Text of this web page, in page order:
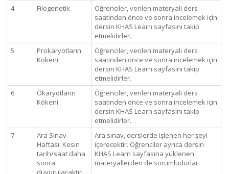
4
Filogenetik
Öğrenciler, verilen materyali ders
saatinden önce ve sonra incelemek için
dersin KHAS Learn sayfasını takip
etmelidirler.
5
Prokaryotların
Kökeni
Öğrenciler, verilen materyali ders
saatinden önce ve sonra incelemek için
dersin KHAS Learn sayfasını takip
etmelidirler.
6
Ökaryotların
Kökeni
Öğrenciler, verilen materyali ders
saatinden önce ve sonra incelemek için
dersin KHAS Learn sayfasını takip
etmelidirler.
7
Ara Sınav
Haftası: Kesin
tarih/saat daha
sonra
duyurulacaktır.
Ara sınav, derslerde işlenen her şeyi
içerecektir. Öğrenciler ayrıca dersin
KHAS Learn sayfasına yüklenen
materyallerden de sorumludurlar.